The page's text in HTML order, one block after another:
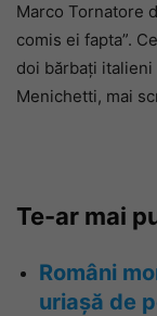
Marco Tornatore
comis ei fapta”.
doi bărbați
Menichetti, mai
Te-ar mai
Români
uriașă de